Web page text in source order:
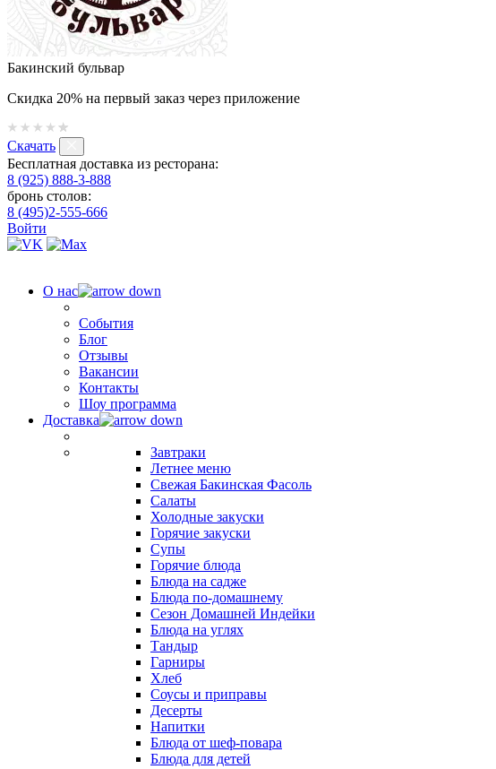
Бакинский бульвар
Скидка 20% на первый заказ через приложение
Скачать
Бесплатная доставка из ресторана:
8 (925) 888-3-888
бронь столов:
8 (495)2-555-666
Войти
О нас
События
Блог
Отзывы
Вакансии
Контакты
Шоу программа
Доставка
Завтраки
Летнее меню
Свежая Бакинская Фасоль
Салаты
Холодные закуски
Горячие закуски
Супы
Горячие блюда
Блюда на садже
Блюда по-домашнему
Сезон Домашней Индейки
Блюда на углях
Тандыр
Гарниры
Хлеб
Соусы и приправы
Десерты
Напитки
Блюда от шеф-повара
Блюда для детей